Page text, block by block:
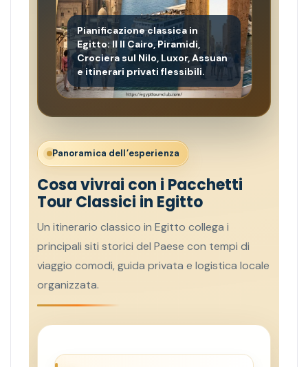
Pianificazione classica in
Egitto: Il Il Cairo, Piramidi,
Crociera sul Nilo, Luxor, Assuan
e itinerari privati flessibili.
Panoramica dell’esperienza
Cosa vivrai con i Pacchetti
Tour Classici in Egitto
Un itinerario classico in Egitto collega i
principali siti storici del Paese con tempi di
viaggio comodi, guida privata e logistica locale
organizzata.